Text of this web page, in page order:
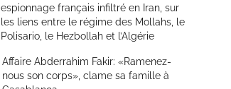
espionnage français infiltré en Iran, sur
les liens entre le régime des Mollahs, le
Polisario, le Hezbollah et l’Algérie
Affaire Abderrahim Fakir: «Ramenez-
nous son corps», clame sa famille à